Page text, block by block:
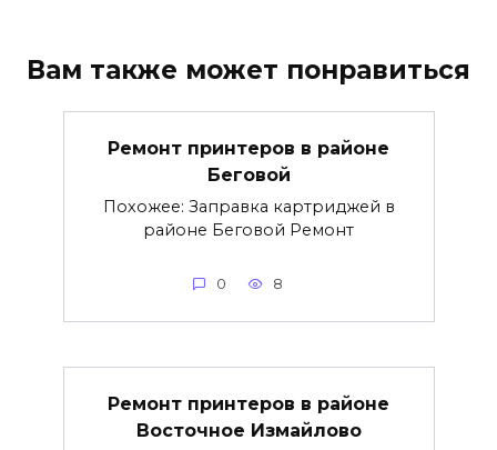
Вам также может понравиться
Ремонт принтеров в районе
Беговой
Похожее: Заправка картриджей в
районе Беговой Ремонт
0 8
Ремонт принтеров в районе
Восточное Измайлово